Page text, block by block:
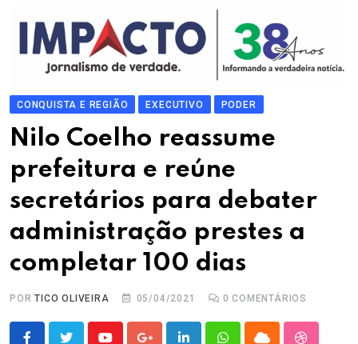
CONQUISTA E REGIÃO EXECUTIVO PODER
Nilo Coelho reassume
prefeitura e reúne
secretários para debater
administração prestes a
completar 100 dias
PORTICO OLIVEIRA 05/04/2021 0 COMENTÁRIOS